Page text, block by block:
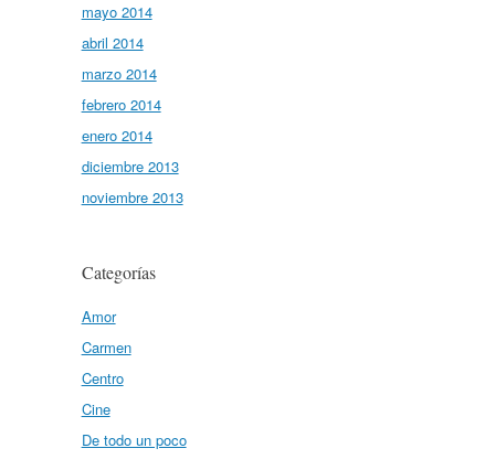
mayo 2014
abril 2014
marzo 2014
febrero 2014
enero 2014
diciembre 2013
noviembre 2013
Categorías
Amor
Carmen
Centro
Cine
De todo un poco